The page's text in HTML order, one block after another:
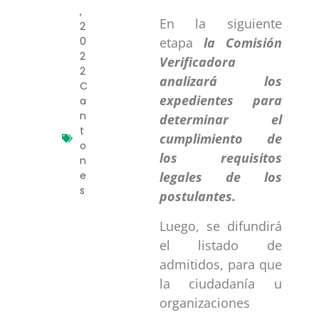
,
2
0
2
2
C
a
n
t
o
n
e
s
En la siguiente
etapa la Comisión
Verificadora
analizará los
expedientes para
determinar el
cumplimiento de
los requisitos
legales de los
postulantes.
Luego, se difundirá
el listado de
admitidos, para que
la ciudadanía u
organizaciones